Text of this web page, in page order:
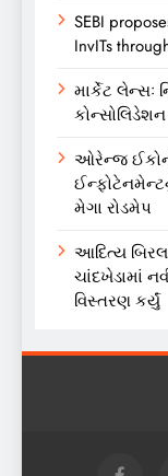
SEBI
InvITs
માર્કેટ લેન્સઃ
ઓરેન્જ
મેગા રોડમેપ
આદિત્ય
ચાંદખેડામાં
વિસ્તરણ કર્યું